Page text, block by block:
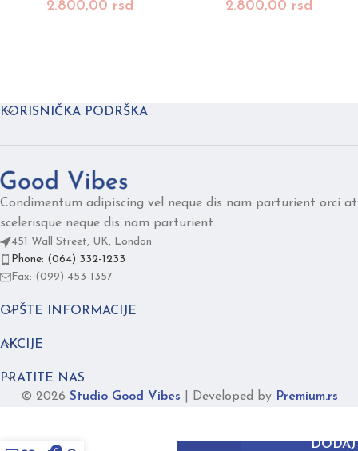
2.800,00 rsd 2.800,00 rsd
KORISNIČKA PODRŠKA
Condimentum adipiscing vel neque dis nam parturient orci at
scelerisque neque dis nam parturient.
451 Wall Street, UK, London
Phone: (064) 332-1233
Fax: (099) 453-1357
OPŠTE INFORMACIJE
AKCIJE
PRATITE NAS
© 2026 Studio Good Vibes Developed by Premium.rs
DODAJ